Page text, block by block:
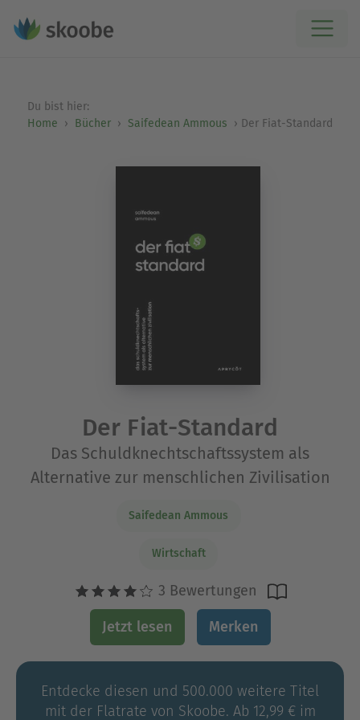
Du bist hier:
Home
Bücher Saifedean Ammous Der Fiat-Standard
Der Fiat-Standard
Das Schuldknechtschaftssystem als
Alternative zur menschlichen Zivilisation
Saifedean Ammous
Wirtschaft
3 Bewertungen
Jetzt lesen Merken
Entdecke diesen und 500.000 weitere Titel
mit der Flatrate von Skoobe. Ab 12,99 € im